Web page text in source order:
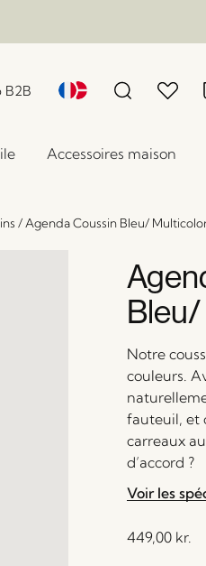
B2B
Accessoires maison
/ Agenda Coussin Bleu/
Notre
couleurs.
fauteuil, et
carreaux
d’accord ?
Voir les
449,00 kr.